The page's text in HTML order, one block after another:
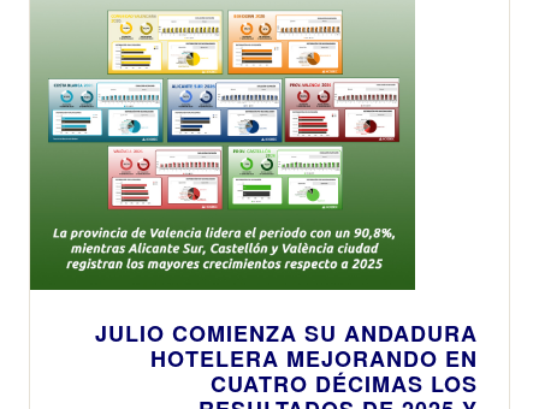
JULIO COMIENZA SU ANDADURA
HOTELERA MEJORANDO EN
CUATRO DÉCIMAS LOS